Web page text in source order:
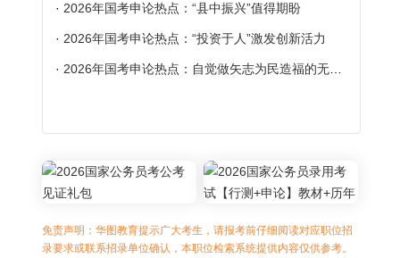
· 2026年国考申论热点：“县中振兴”值得期盼
· 2026年国考申论热点：“投资于人”激发创新活力
· 2026年国考申论热点：自觉做矢志为民造福的无私奉献者
免责声明：华图教育提示广大考生，请报考前仔细阅读对应职位招
录要求或联系招录单位确认，本职位检索系统提供内容仅供参考。